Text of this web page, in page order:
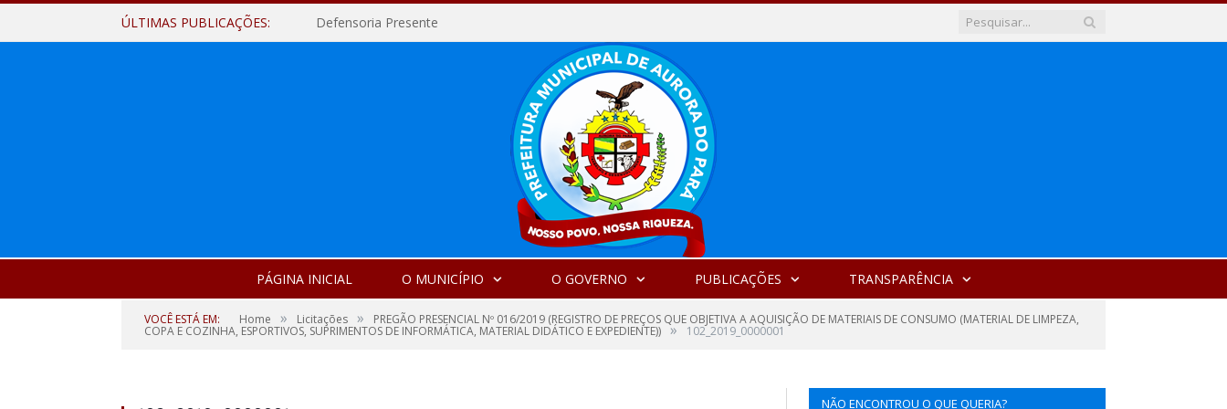
ÚLTIMAS PUBLICAÇÕES: Defensoria Presente
PÁGINA INICIAL O MUNICÍPIO O GOVERNO PUBLICAÇÕES TRANSPARÊNCIA
VOCÊ ESTÁ EM: Home » Licitações » PREGÃO PRESENCIAL Nº 016/2019 (REGISTRO DE PREÇOS QUE OBJETIVA A AQUISIÇÃO DE MATERIAIS DE CONSUMO (MATERIAL DE LIMPEZA,
COPA E COZINHA, ESPORTIVOS, SUPRIMENTOS DE INFORMÁTICA, MATERIAL DIDÁTICO E EXPEDIENTE)) » 102_2019_0000001
NÃO ENCONTROU O QUE QUERIA?